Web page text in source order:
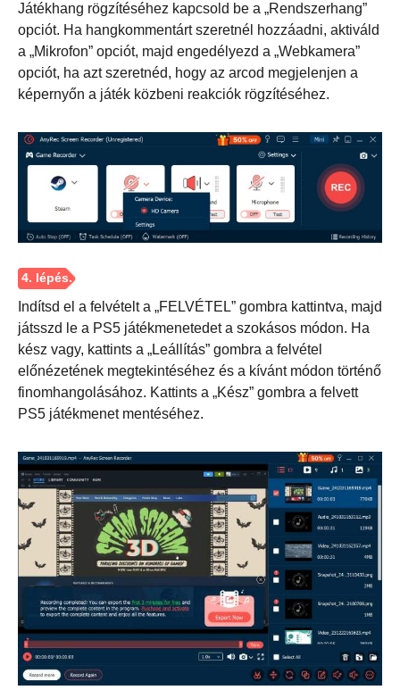
2. lépés.
3. lépés
Játékhang rögzítéséhez kapcsold be a „Rendszerhang”
opciót. Ha hangkommentárt szeretnél hozzáadni, aktiváld
a „Mikrofon” opciót, majd engedélyezd a „Webkamera”
opciót, ha azt szeretnéd, hogy az arcod megjelenjen a
képernyőn a játék közbeni reakciók rögzítéséhez.
Indítsd el a felvételt a „FELVÉTEL” gombra kattintva, majd
játsszd le a PS5 játékmenetedet a szokásos módon. Ha
kész vagy, kattints a „Leállítás” gombra a felvétel
előnézetének megtekintéséhez és a kívánt módon történő
finomhangolásához. Kattints a „Kész” gombra a felvett
PS5 játékmenet mentéséhez.